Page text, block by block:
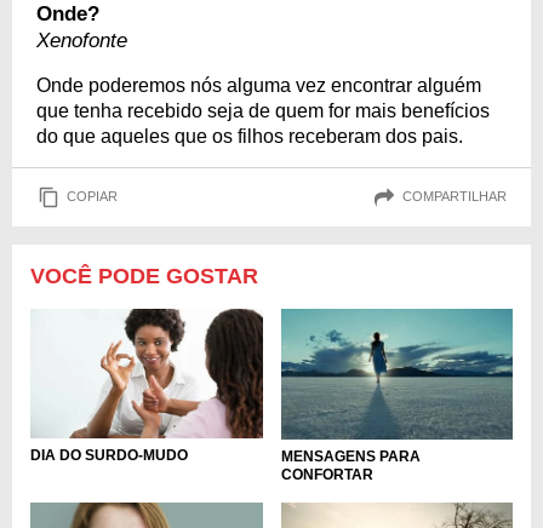
Onde?
Xenofonte
Onde poderemos nós alguma vez encontrar alguém
que tenha recebido seja de quem for mais benefícios
do que aqueles que os filhos receberam dos pais.
COPIAR COMPARTILHAR
VOCÊ PODE GOSTAR
DIA DO SURDO-MUDO
MENSAGENS PARA
CONFORTAR